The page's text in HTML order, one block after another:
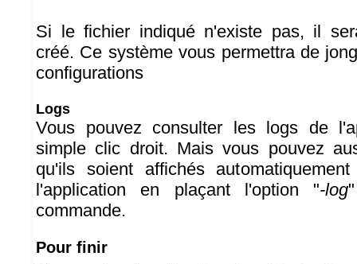
Si le fichier indiqué n'existe pas, il
créé. Ce système vous permettra de
configurations
Logs
Vous pouvez consulter les logs de
simple clic droit. Mais vous pouvez
qu'ils soient affichés
l'application en plaçant l'option "-log
commande.
Pour finir